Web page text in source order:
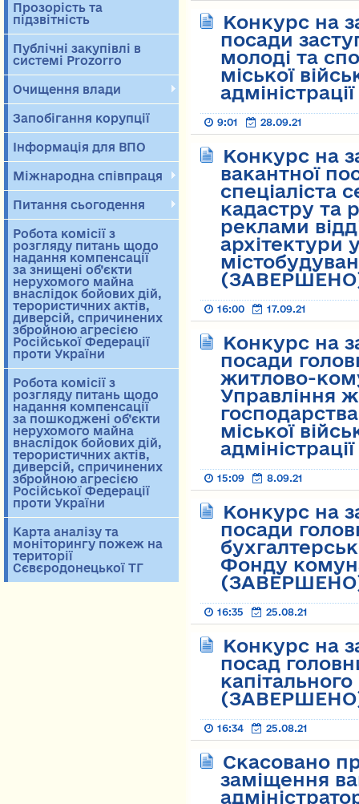
Прозорість та
підзвітність
Публічні закупівлі в
системі Prozorro
Очищення влади
Запобігання корупції
Інформація для ВПО
Міжнародна співпраця
Питання сьогодення
Робота комісії з
розгляду питань щодо
надання компенсації
за знищені об’єкти
нерухомого майна
внаслідок бойових дій,
терористичних актів,
диверсій, спричинених
збройною агресією
Російської Федерації
проти України
Робота комісії з
розгляду питань щодо
надання компенсації
за пошкоджені об’єкти
нерухомого майна
внаслідок бойових дій,
терористичних актів,
диверсій, спричинених
збройною агресією
Російської Федерації
проти України
Карта аналізу та
моніторингу пожеж на
території
Сєвєродонецької ТГ
Конкурс на
посади
молоді та
міської
9:01 28.09.21
Конкурс на
вакантної
спеціаліста
кадастру та
реклами
архітектури
16:00 17.09.21
Конкурс на
посади
житлово-
Управління
міської
15:09 8.09.21
Конкурс на
посади
Фонду
16:35 25.08.21
Конкурс на
посад
16:34 25.08.21
Скасовано
заміщення